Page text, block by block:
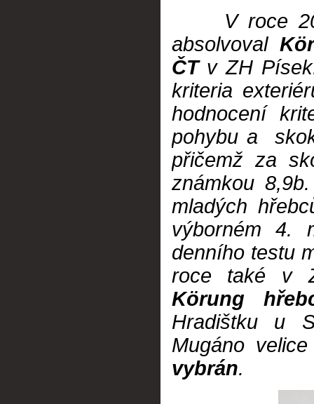
V roce
absolvoval
ČTv ZH
kriteria
hodnocení
pohybu a
přičemž za
známkou
mladých
výborném 4.
denního testu
roce také v
Körung
Hradištku u
Mugáno
vybrán.